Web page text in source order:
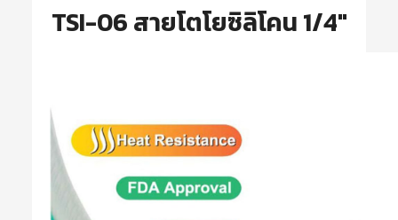
TSI-06 สายโตโยซิลิโคน 1/4″